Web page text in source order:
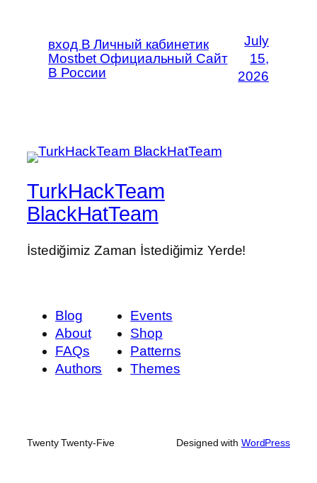
вход В Личный кабинетик
Mostbet Официальный Сайт
В России
July
15,
2026
TurkHackTeam
BlackHatTeam
İstediğimiz Zaman İstediğimiz Yerde!
Blog
About
FAQs
Authors
Events
Shop
Patterns
Themes
Twenty Twenty-Five Designed with WordPress